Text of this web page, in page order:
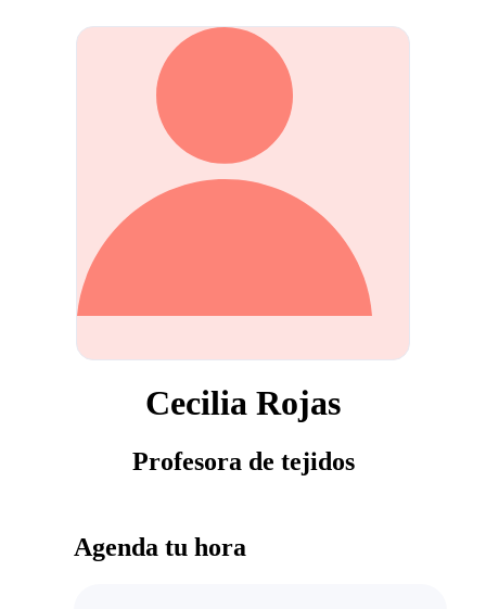
Cecilia Rojas
Profesora de tejidos
Agenda tu hora